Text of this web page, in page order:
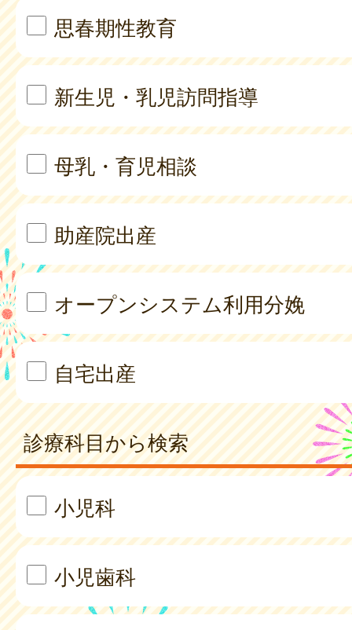
思春期性教育
新生児・乳児訪問指導
母乳・育児相談
助産院出産
オープンシステム利用分娩
自宅出産
診療科目から検索
小児科
小児歯科